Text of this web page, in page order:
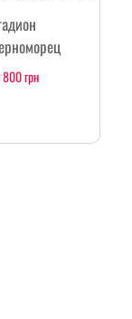
800 грн